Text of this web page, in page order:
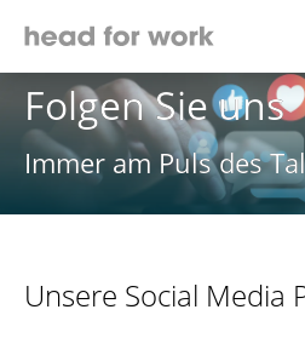
Folgen Sie uns
Immer am Puls des
Unsere Social Media